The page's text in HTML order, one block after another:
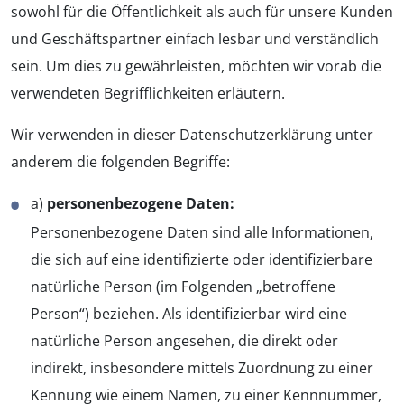
sowohl für die Öffentlichkeit als auch für unsere Kunden
und Geschäftspartner einfach lesbar und verständlich
sein. Um dies zu gewährleisten, möchten wir vorab die
verwendeten Begrifflichkeiten erläutern.
Wir verwenden in dieser Datenschutzerklärung unter
anderem die folgenden Begriffe:
a) personenbezogene Daten:
Personenbezogene Daten sind alle Informationen,
die sich auf eine identifizierte oder identifizierbare
natürliche Person (im Folgenden „betroffene
Person“) beziehen. Als identifizierbar wird eine
natürliche Person angesehen, die direkt oder
indirekt, insbesondere mittels Zuordnung zu einer
Kennung wie einem Namen, zu einer Kennnummer,